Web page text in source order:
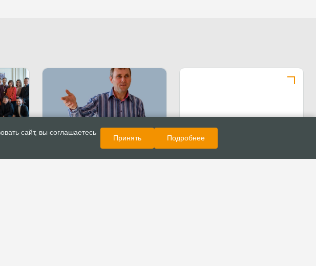
В Москве состоялся
Молитвенный конгресс церквей
сайт, вы соглашаетесь
Принять Подробнее